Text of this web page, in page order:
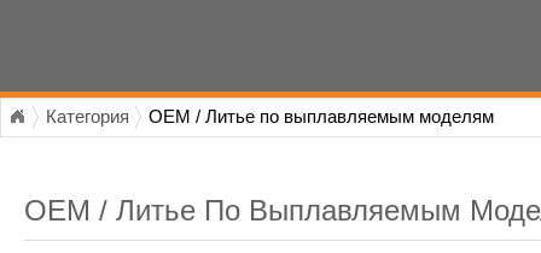
Категория OEM / Литье по выплавляемым моделям
OEM / Литье По Выплавляемым